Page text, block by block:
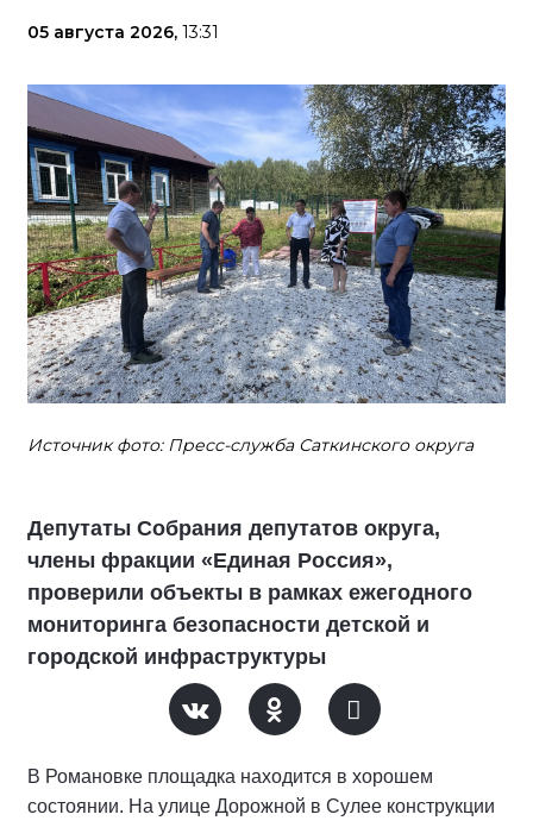
05 августа 2026, 13:31
Источник фото: Пресс-служба Саткинского округа
Депутаты Собрания депутатов округа,
члены фракции «Единая Россия»,
проверили объекты в рамках ежегодного
мониторинга безопасности детской и
городской инфраструктуры
В Романовке площадка находится в хорошем
состоянии. На улице Дорожной в Сулее конструкции